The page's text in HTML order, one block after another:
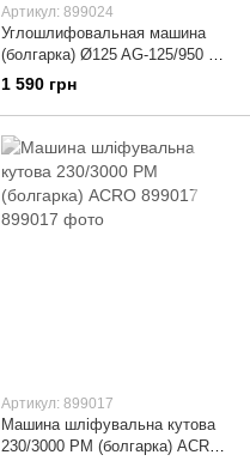
Артикул: 899024
Углошлифовальная машина
(болгарка) Ø125 AG-125/950 VQ
APRO 899024
1 590 грн
Артикул: 899017
Машина шліфувальна кутова
230/3000 РМ (болгарка) ACRO